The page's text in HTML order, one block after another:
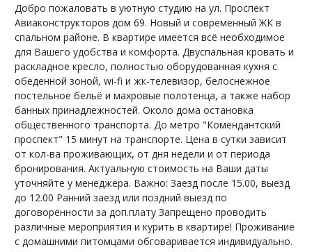
Добро пожаловать в уютную студию на ул. Проспект
Авиаконструкторов дом 69. Новый и современный ЖК в
спальном районе. В квартире имеется всё необходимое
для Вашего удобства и комфорта. Двуспальная кровать и
раскладное кресло, полностью оборудованная кухня с
обеденной зоной, wi-fi и жк-телевизор, белоснежное
постельное бельё и махровые полотенца, а также набор
банных принадлежностей. Около дома остановка
общественного транспорта. До метро "Комендантский
проспект" 15 минут на транспорте. Цена в сутки зависит
от кол-ва проживающих, от дня недели и от периода
бронирования. Актуальную стоимость на Ваши даты
уточняйте у менеджера. Важно: Заезд после 15.00, выезд
до 12.00 Ранний заезд или поздний выезд по
договорённости за доп.плату Запрещено проводить
различные мероприятия и курить в квартире! Проживание
с домашними питомцами обговаривается индивидуально.